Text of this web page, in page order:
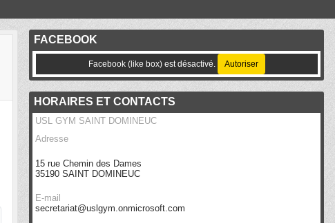
FACEBOOK
Facebook (like box) est désactivé. Autoriser
HORAIRES ET CONTACTS
USL GYM SAINT DOMINEUC
Adresse
15 rue Chemin des Dames
35190 SAINT DOMINEUC
E-mail
secretariat@uslgym.onmicrosoft.com